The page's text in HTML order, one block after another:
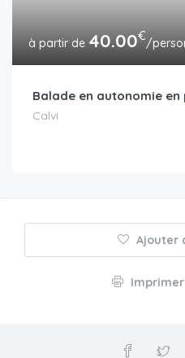
40.00€/
Balade en autonomie
Calvi
Ajouter